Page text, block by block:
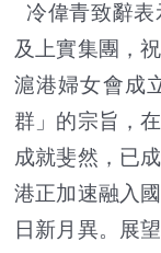
冷偉青致辭表
及上實集團，
滬港婦女會成
群」的宗旨，
成就斐然，已
港正加速融入
日新月異。展